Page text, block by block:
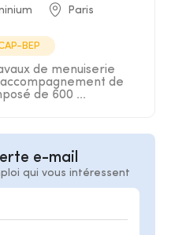
Paris
BEP
de menuiserie
de
de 600 ...
e-mail
qui vous intéressent